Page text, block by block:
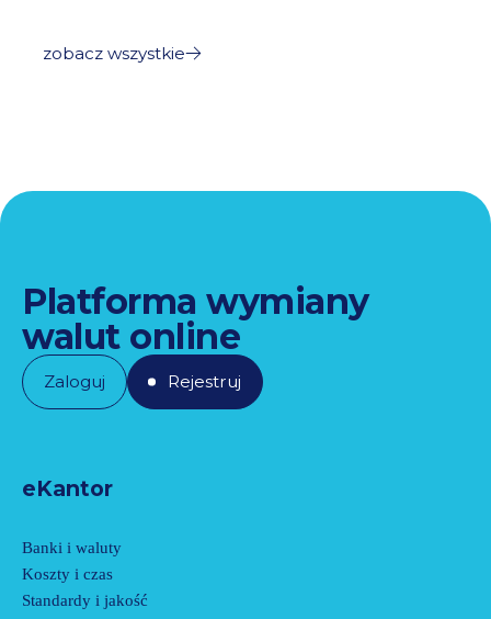
zobacz wszystkie
Platforma wymiany
walut online
Zaloguj Rejestruj
eKantor
Banki i waluty
Koszty i czas
Standardy i jakość